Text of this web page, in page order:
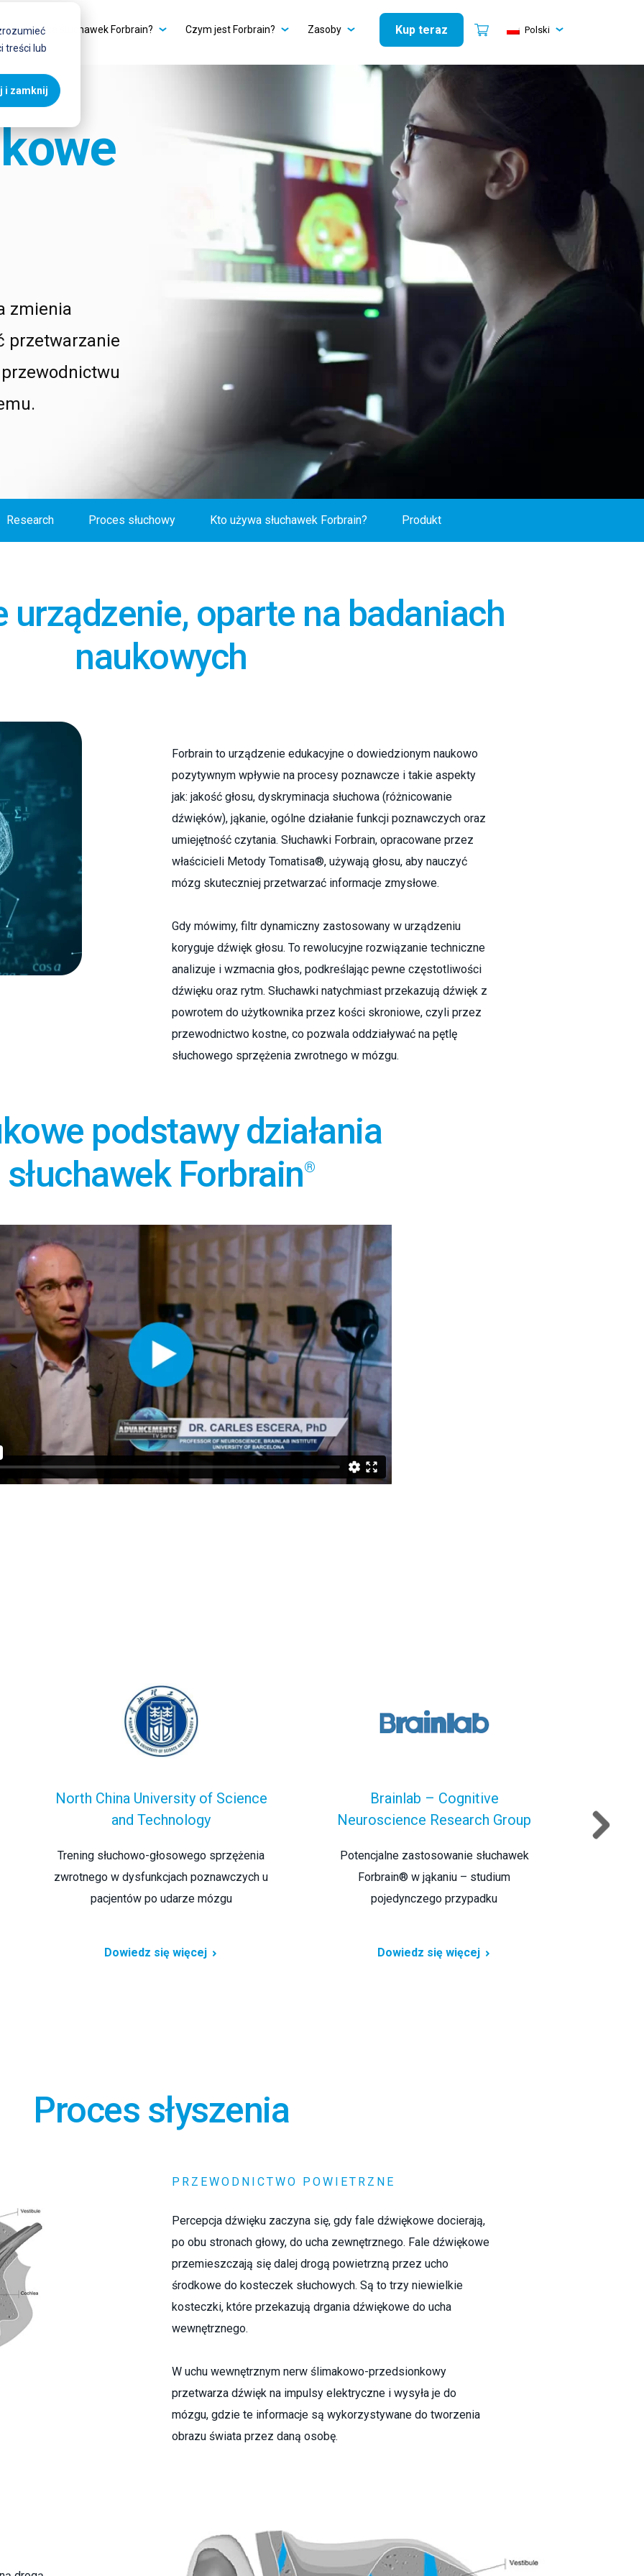
treści lub
i zamknij
Kto używa słuchawek Forbrain? Czym jest Forbrain? Zasoby Kup teraz Polski
zmienia
przetwarzanie
Research Proces słuchowy Kto używa słuchawek Forbrain? Produkt
urządzenie, oparte na badaniach
naukowych
Forbrain to urządzenie edukacyjne o dowiedzionym naukowo
pozytywnym wpływie na procesy poznawcze i takie aspekty
jak: jakość głosu, dyskryminacja słuchowa (różnicowanie
dźwięków), jąkanie, ogólne działanie funkcji poznawczych oraz
umiejętność czytania. Słuchawki Forbrain, opracowane przez
właścicieli Metody Tomatisa®, używają głosu, aby nauczyć
mózg skuteczniej przetwarzać informacje zmysłowe.
Gdy mówimy, filtr dynamiczny zastosowany w urządzeniu
koryguje dźwięk głosu. To rewolucyjne rozwiązanie techniczne
analizuje i wzmacnia głos, podkreślając pewne częstotliwości
dźwięku oraz rytm. Słuchawki natychmiast przekazują dźwięk z
powrotem do użytkownika przez kości skroniowe, czyli przez
przewodnictwo kostne, co pozwala oddziaływać na pętlę
słuchowego sprzężenia zwrotnego w mózgu.
podstawy działania
słuchawek Forbrain®
North China University of Science
and Technology
Trening słuchowo-głosowego sprzężenia
zwrotnego w dysfunkcjach poznawczych u
pacjentów po udarze mózgu
Dowiedz się więcej
Brainlab – Cognitive
Neuroscience Research Group
Potencjalne zastosowanie słuchawek
Forbrain® w jąkaniu – studium
pojedynczego przypadku
Dowiedz się więcej
Wpływ
Proces słyszenia
PRZEWODNICTWO POWIETRZNE
Percepcja dźwięku zaczyna się, gdy fale dźwiękowe docierają,
po obu stronach głowy, do ucha zewnętrznego. Fale dźwiękowe
przemieszczają się dalej drogą powietrzną przez ucho
środkowe do kosteczek słuchowych. Są to trzy niewielkie
kosteczki, które przekazują drgania dźwiękowe do ucha
wewnętrznego.
W uchu wewnętrznym nerw ślimakowo-przedsionkowy
przetwarza dźwięk na impulsy elektryczne i wysyła je do
mózgu, gdzie te informacje są wykorzystywane do tworzenia
obrazu świata przez daną osobę.